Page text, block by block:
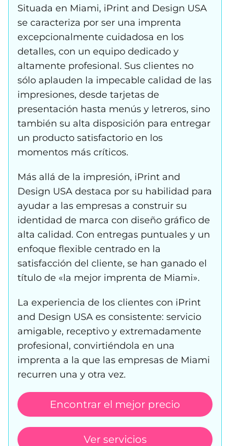
Situada en Miami, iPrint and Design USA
se caracteriza por ser una imprenta
excepcionalmente cuidadosa en los
detalles, con un equipo dedicado y
altamente profesional. Sus clientes no
sólo aplauden la impecable calidad de las
impresiones, desde tarjetas de
presentación hasta menús y letreros, sino
también su alta disposición para entregar
un producto satisfactorio en los
momentos más críticos.
Más allá de la impresión, iPrint and
Design USA destaca por su habilidad para
ayudar a las empresas a construir su
identidad de marca con diseño gráfico de
alta calidad. Con entregas puntuales y un
enfoque flexible centrado en la
satisfacción del cliente, se han ganado el
título de «la mejor imprenta de Miami».
La experiencia de los clientes con iPrint
and Design USA es consistente: servicio
amigable, receptivo y extremadamente
profesional, convirtiéndola en una
imprenta a la que las empresas de Miami
recurren una y otra vez.
Encontrar el mejor precio
Ver servicios